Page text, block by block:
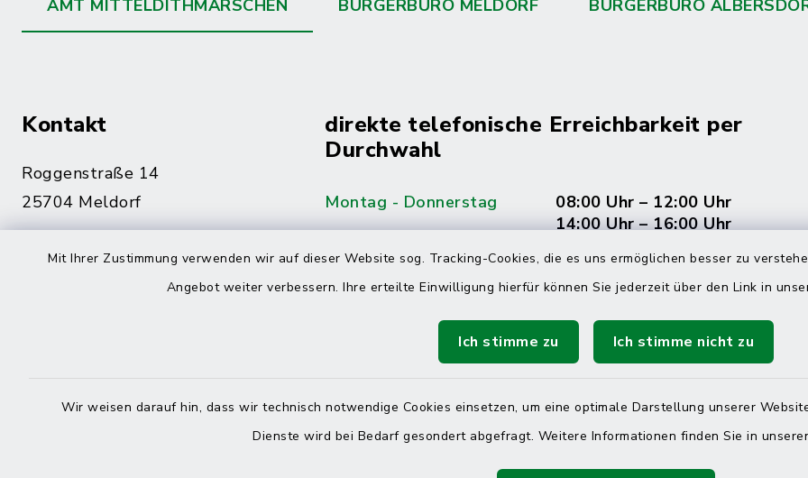
Mit Ihrer Zustimmung verwenden wir auf dieser Website sog. Tracking-Cookies, die es uns ermöglichen besser zu
Angebot weiter verbessern. Ihre erteilte Einwilligung hierfür können Sie jederzeit über den Link in
Ich stimme zu Ich stimme nicht zu
Wir weisen darauf hin, dass wir technisch notwendige Cookies einsetzen, um eine optimale Darstellung unserer
Dienste wird bei Bedarf gesondert abgefragt. Weitere Informationen finden Sie in
AMT MITTELDITHMARSCHEN BÜRGERBÜRO MELDORF BÜRGERBÜRO
Kontakt
Roggenstraße 14
25704 Meldorf
04832 6065-215
direkte telefonische Erreichbarkeit per
Durchwahl
Montag - Donnerstag
08:00 Uhr – 12:00 Uhr
14:00 Uhr – 16:00 Uhr
Freitag
08:00 Uhr – 12:00 Uhr
Online-Terminvereinbarung
Haben Sie ein dringendes Anliegen, finden aber online
keinen zeitnahen Termin? Rufen Sie uns gerne unter der
Telefonnummer 04832 6065 0 an!